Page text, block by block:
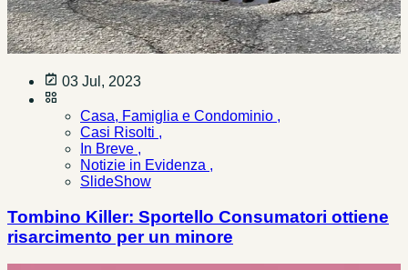
03 Jul, 2023
Casa, Famiglia e Condominio ,
Casi Risolti ,
In Breve ,
Notizie in Evidenza ,
SlideShow
Tombino Killer: Sportello Consumatori ottiene
risarcimento per un minore